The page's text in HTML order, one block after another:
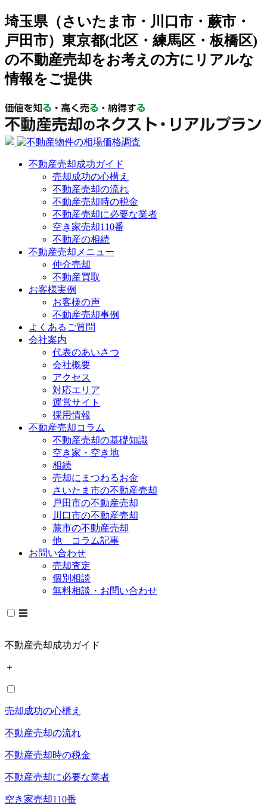
埼玉県（さいたま市・川口市・蕨市・
戸田市）東京都(北区・練馬区・板橋区)
の不動産売却をお考えの方にリアルな
情報をご提供
不動産売却成功ガイド
売却成功の心構え
不動産売却の流れ
不動産売却時の税金
不動産売却に必要な業者
空き家売却110番
不動産の相続
不動産売却メニュー
仲介売却
不動産買取
お客様実例
お客様の声
不動産売却事例
よくあるご質問
会社案内
代表のあいさつ
会社概要
アクセス
対応エリア
運営サイト
採用情報
不動産売却コラム
不動産売却の基礎知識
空き家・空き地
相続
売却にまつわるお金
さいたま市の不動産売却
戸田市の不動産売却
川口市の不動産売却
蕨市の不動産売却
他 コラム記事
お問い合わせ
売却査定
個別相談
無料相談・お問い合わせ
不動産売却成功ガイド
＋
売却成功の心構え
不動産売却の流れ
不動産売却時の税金
不動産売却に必要な業者
空き家売却110番